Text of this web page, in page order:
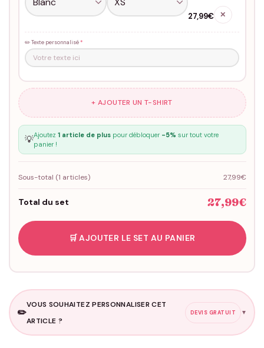
27,99€ ✕
✏️ Texte personnalisé*
+ AJOUTER UN T-SHIRT
💡Ajoutez 1 article de pluspour débloquer -5% sur tout votre
panier !
Sous-total (1 articles) 27,99€
Total du set 27,99€
🛒 AJOUTER LE SET AU PANIER
✏️
VOUS SOUHAITEZ PERSONNALISER CET
ARTICLE ?
DEVIS GRATUIT ▼